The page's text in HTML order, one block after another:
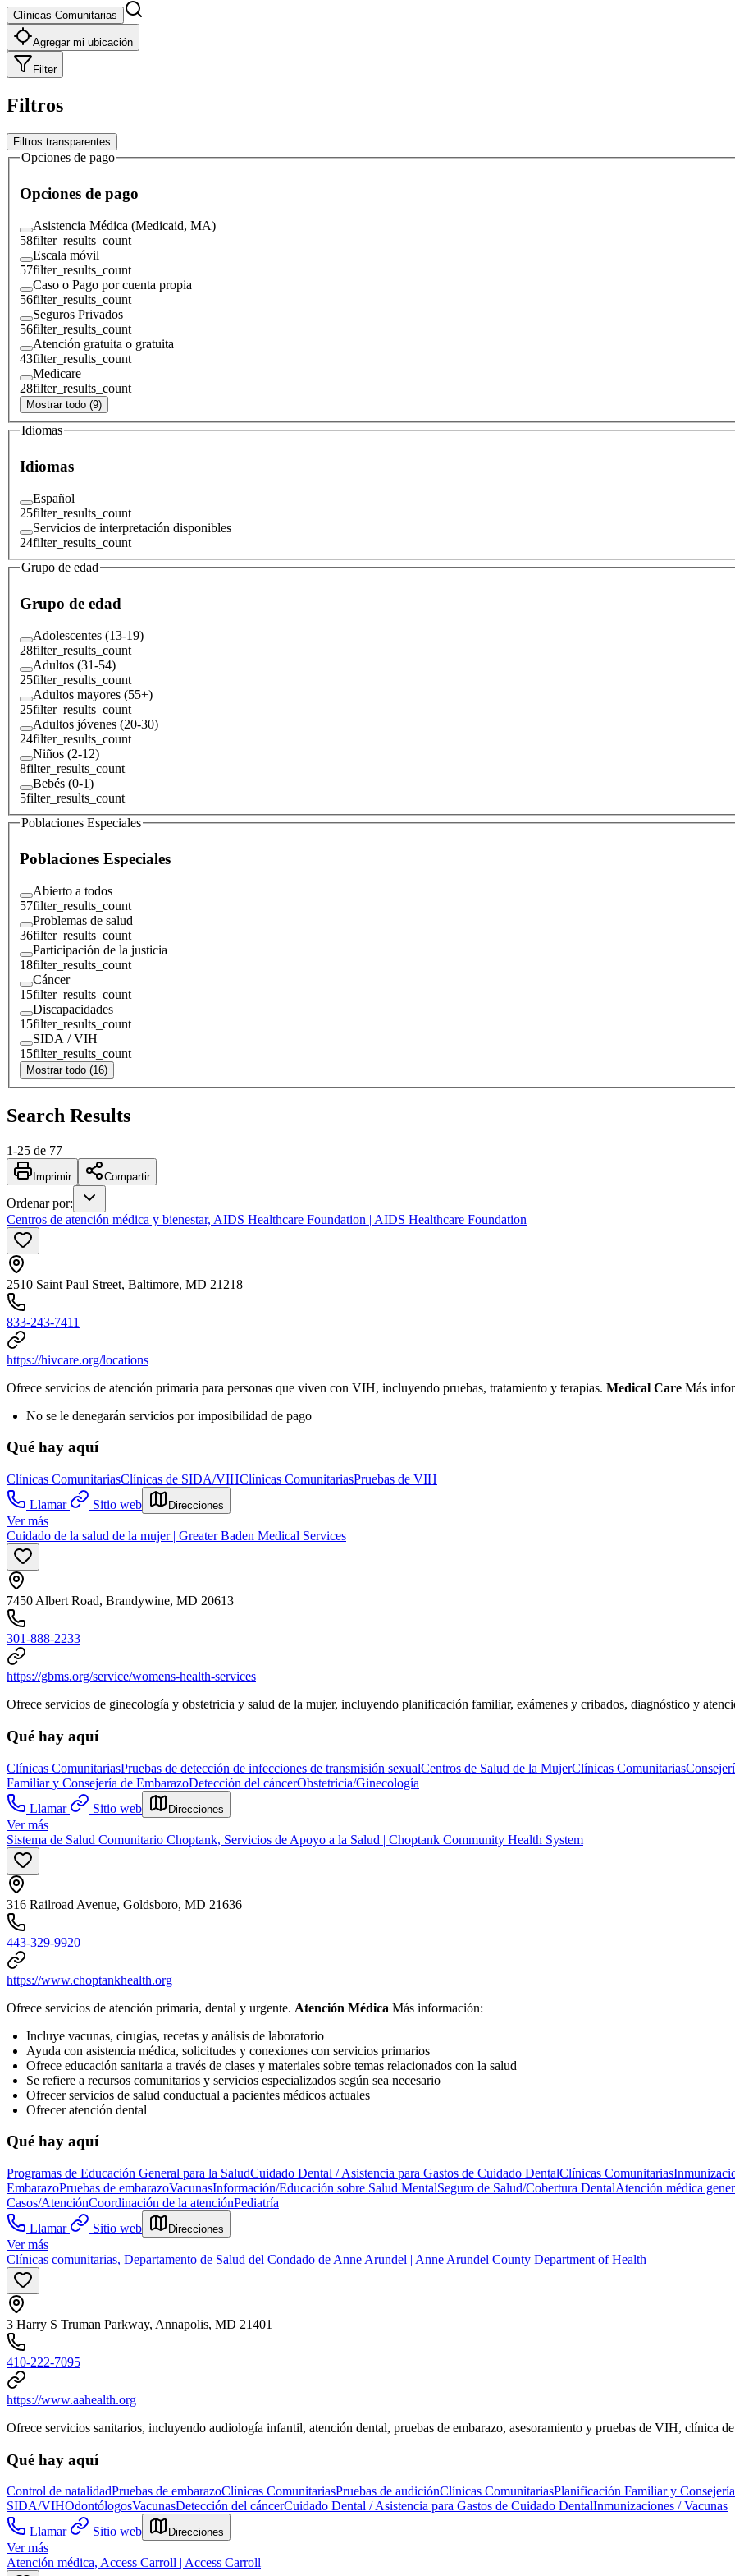
Clínicas Comunitarias
Agregar mi ubicación
Filter
Filtros
Filtros transparentes
Opciones de pago
Opciones de pago
Asistencia Médica (Medicaid, MA)
58filter_results_count
Escala móvil
57filter_results_count
Caso o Pago por cuenta propia
56filter_results_count
Seguros Privados
56filter_results_count
Atención gratuita o gratuita
43filter_results_count
Medicare
28filter_results_count
Mostrar todo (9)
Idiomas
Idiomas
Español
25filter_results_count
Servicios de interpretación disponibles
24filter_results_count
Grupo de edad
Grupo de edad
Adolescentes (13-19)
28filter_results_count
Adultos (31-54)
25filter_results_count
Adultos mayores (55+)
25filter_results_count
Adultos jóvenes (20-30)
24filter_results_count
Niños (2-12)
8filter_results_count
Bebés (0-1)
5filter_results_count
Poblaciones Especiales
Poblaciones Especiales
Abierto a todos
57filter_results_count
Problemas de salud
36filter_results_count
Participación de la justicia
18filter_results_count
Cáncer
15filter_results_count
Discapacidades
15filter_results_count
SIDA / VIH
15filter_results_count
Mostrar todo (16)
Search Results
1-25 de 77
Imprimir Compartir
Ordenar por:
Centros de atención médica y bienestar, AIDS Healthcare Foundation | AIDS Healthcare Foundation
2510 Saint Paul Street, Baltimore, MD 21218
833-243-7411
https://hivcare.org/locations
Ofrece servicios de atención primaria para personas que viven con VIH, incluyendo pruebas, tratamiento y terapias. Medical Care Más
No se le denegarán servicios por imposibilidad de pago
Qué hay aquí
Clínicas ComunitariasClínicas de SIDA/VIHClínicas ComunitariasPruebas de VIH
Llamar
Sitio web Direcciones
Ver más
Cuidado de la salud de la mujer | Greater Baden Medical Services
7450 Albert Road, Brandywine, MD 20613
301-888-2233
https://gbms.org/service/womens-health-services
Ofrece servicios de ginecología y obstetricia y salud de la mujer, incluyendo planificación familiar, exámenes y cribados, diagnóstico y
Qué hay aquí
Clínicas ComunitariasPruebas de detección de infecciones de transmisión sexualCentros de Salud de la MujerClínicas Comunitarias
Familiar y Consejería de EmbarazoDetección del cáncerObstetricia/Ginecología
Llamar
Sitio web Direcciones
Ver más
Sistema de Salud Comunitario Choptank, Servicios de Apoyo a la Salud | Choptank Community Health System
316 Railroad Avenue, Goldsboro, MD 21636
443-329-9920
https://www.choptankhealth.org
Ofrece servicios de atención primaria, dental y urgente. Atención Médica Más información:
Incluye vacunas, cirugías, recetas y análisis de laboratorio
Ayuda con asistencia médica, solicitudes y conexiones con servicios primarios
Ofrece educación sanitaria a través de clases y materiales sobre temas relacionados con la salud
Se refiere a recursos comunitarios y servicios especializados según sea necesario
Ofrecer servicios de salud conductual a pacientes médicos actuales
Ofrecer atención dental
Qué hay aquí
Programas de Educación General para la SaludCuidado Dental / Asistencia para Gastos de Cuidado DentalClínicas Comunitarias
EmbarazoPruebas de embarazoVacunasInformación/Educación sobre Salud MentalSeguro de Salud/Cobertura DentalAtención médica
Casos/AtenciónCoordinación de la atenciónPediatría
Llamar
Sitio web Direcciones
Ver más
Clínicas comunitarias, Departamento de Salud del Condado de Anne Arundel | Anne Arundel County Department of Health
3 Harry S Truman Parkway, Annapolis, MD 21401
410-222-7095
https://www.aahealth.org
Ofrece servicios sanitarios, incluyendo audiología infantil, atención dental, pruebas de embarazo, asesoramiento y pruebas de VIH, clínica
Qué hay aquí
Control de natalidadPruebas de embarazoClínicas ComunitariasPruebas de audiciónClínicas ComunitariasPlanificación Familiar y
SIDA/VIHOdontólogosVacunasDetección del cáncerCuidado Dental / Asistencia para Gastos de Cuidado DentalInmunizaciones / Vacunas
Llamar
Sitio web Direcciones
Ver más
Atención médica, Access Carroll | Access Carroll